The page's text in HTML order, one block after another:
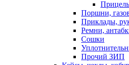
Поршни,
Приклады,
Ремни,
Сошки
Прочий ЗИП